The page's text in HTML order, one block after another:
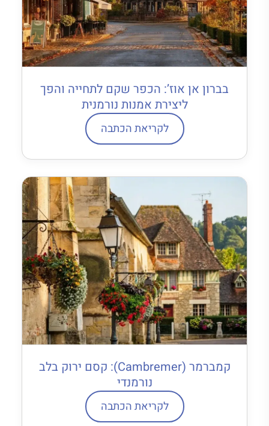
בברון אן אוז’: הכפר שקם לתחייה והפך
ליצירת אמנות נורמנית
לקריאת הכתבה
קמברמר (Cambremer): קסם ירוק בלב
נורמנדי
לקריאת הכתבה